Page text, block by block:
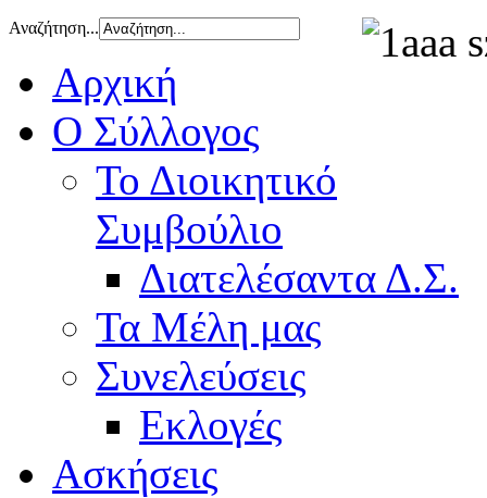
Αναζήτηση...
Αρχική
Ο Σύλλογος
Το Διοικητικό
Συμβούλιο
Διατελέσαντα Δ.Σ.
Τα Μέλη μας
Συνελεύσεις
Εκλογές
Ασκήσεις